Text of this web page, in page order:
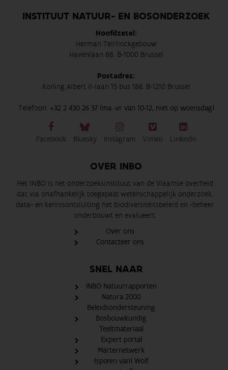
INSTITUUT NATUUR- EN BOSONDERZOEK
Hoofdzetel:
Herman Teirlinckgebouw
Havenlaan 88, B-1000 Brussel
Postadres:
Koning Albert II-laan 15 bus 186, B-1210 Brussel
Telefoon: +32 2 430 26 37 (ma -vr van 10-12, niet op woensdag)
Facebook Bluesky Instagram Vimeo LinkedIn
OVER INBO
Het INBO is het onderzoeksinstituut van de Vlaamse overheid
dat via onafhankelijk toegepast wetenschappelijk onderzoek,
data- en kennisontsluiting het biodiversiteitsbeleid en -beheer
onderbouwt en evalueert.
Over ons
Contacteer ons
SNEL NAAR
INBO Natuurrapporten
Natura 2000
Beleidsondersteuning
Bosbouwkundig
Teeltmateriaal
Expert portal
Marternetwerk
(sporen van) Wolf